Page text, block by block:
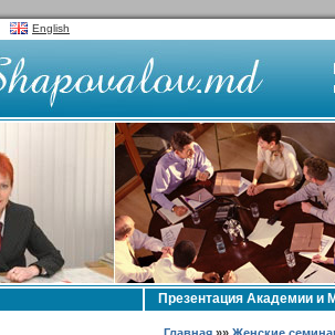
English
Презентация Академии
Главная »»Женские